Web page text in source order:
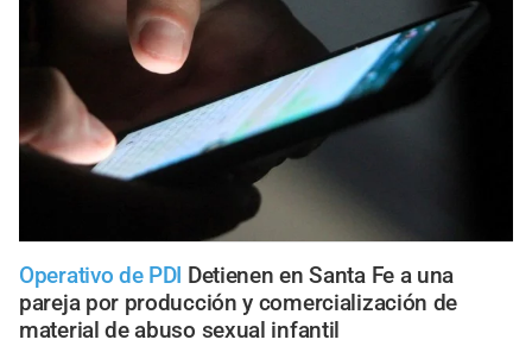
Operativo de PDI Detienen en Santa Fe a una
pareja por producción y comercialización de
material de abuso sexual infantil